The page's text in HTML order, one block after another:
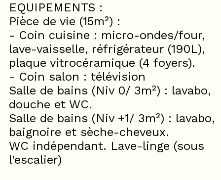
EQUIPEMENTS :
Pièce de vie (15m²) :
- Coin cuisine : micro-ondes/four,
lave-vaisselle, réfrigérateur (190L),
plaque vitrocéramique (4 foyers).
- Coin salon : télévision
Salle de bains (Niv 0/ 3m²) : lavabo,
douche et WC.
Salle de bains (Niv +1/ 3m²) : lavabo,
baignoire et sèche-cheveux.
WC indépendant. Lave-linge (sous
l'escalier)